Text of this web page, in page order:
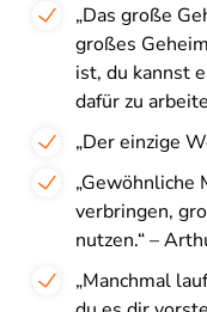
„Das große
großes
ist, du kannst
dafür zu
„Der einzige
„Gewöhnliche
verbringen,
nutzen.“ –
„Manchmal